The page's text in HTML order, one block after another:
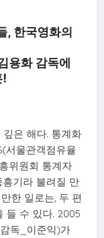
, 한국영화의
용화 감독에
!
은 해다. 통계화
서울관객점유율
위원회 통계자
흥기라 불려질 만
한 일로는, 두 편
들 수 있다. 2005
독_이준익)가